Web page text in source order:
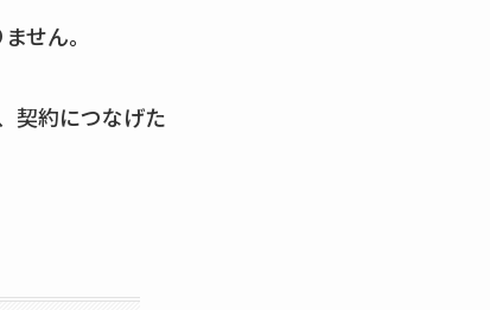
せん。
契約につなげた